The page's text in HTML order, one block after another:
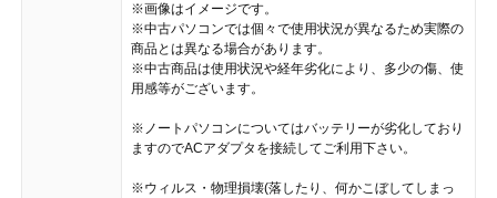
※画像はイメージです。
※中古パソコンでは個々で使用状況が異なるため実際の
商品とは異なる場合があります。
※中古商品は使用状況や経年劣化により、多少の傷、使
用感等がございます。
※ノートパソコンについてはバッテリーが劣化しており
ますのでACアダプタを接続してご利用下さい。
※ウィルス・物理損壊(落したり、何かこぼしてしまっ